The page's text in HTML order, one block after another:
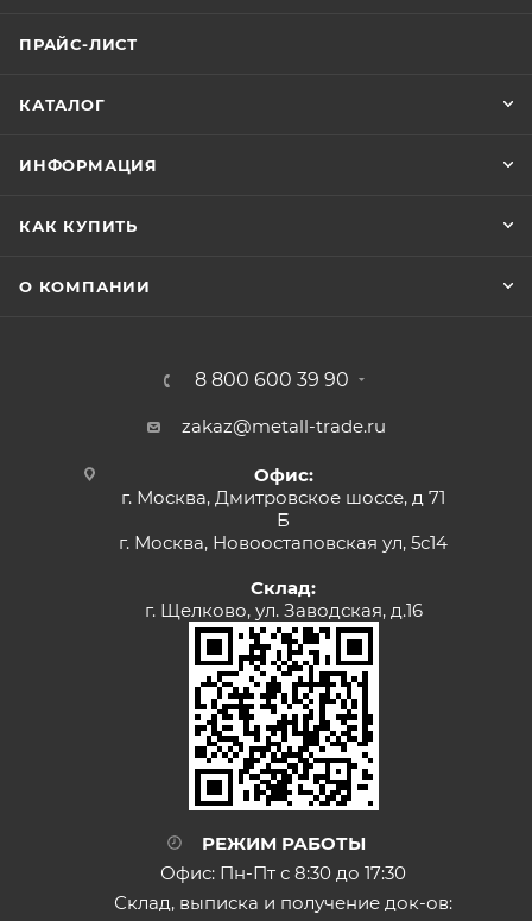
ПРАЙС-ЛИСТ
КАТАЛОГ
ИНФОРМАЦИЯ
КАК КУПИТЬ
О КОМПАНИИ
8 800 600 39 90
zakaz@metall-trade.ru
Офис:
г. Москва, Дмитровское шоссе, д 71
Б
г. Москва, Новоостаповская ул, 5с14
Склад:
г. Щелково, ул. Заводская, д.16
РЕЖИМ РАБОТЫ
Офис: Пн-Пт с 8:30 до 17:30
Склад, выписка и получение док-ов: